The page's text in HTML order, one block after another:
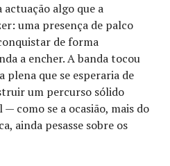
algo que a
uma presença de palco
de forma
a encher. A banda tocou
plena que se esperaria de
um percurso sólido
como se a ocasião, mais do
ainda pesasse sobre os